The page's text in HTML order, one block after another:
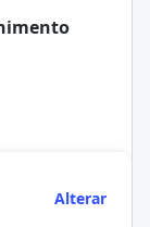
Alterar